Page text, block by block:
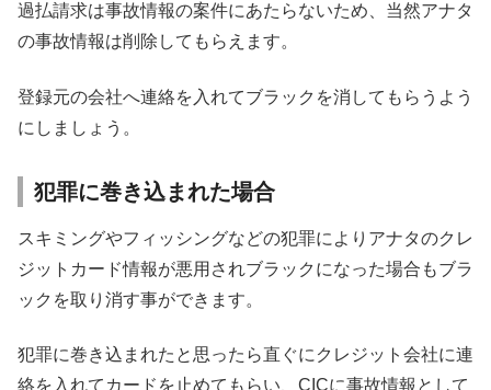
過払請求は事故情報の案件にあたらないため、当然アナタ
の事故情報は削除してもらえます。
登録元の会社へ連絡を入れてブラックを消してもらうよう
にしましょう。
犯罪に巻き込まれた場合
スキミングやフィッシングなどの犯罪によりアナタのクレ
ジットカード情報が悪用されブラックになった場合もブラ
ックを取り消す事ができます。
犯罪に巻き込まれたと思ったら直ぐにクレジット会社に連
絡を入れてカードを止めてもらい、CICに事故情報として